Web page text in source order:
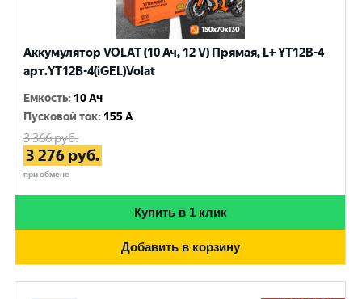
Аккумулятор VOLAT (10 Ач, 12 V) Прямая, L+ YT12B-4
арт.YT12B-4(iGEL)Volat
Емкость: 10 Ач
Пусковой ток: 155 A
3 366руб.
3 276 руб.
при обмене
Купить в 1 клик
Добавить в корзину